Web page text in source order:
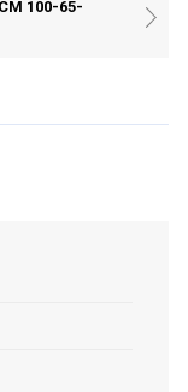
100-65-